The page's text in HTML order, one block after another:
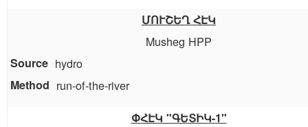
ՄՈՒՇԵՂ ՀԷԿ
Musheg HPP
hydro
run-of-the-river
ՓՀԷԿ "ԳԵՏԻԿ-1"